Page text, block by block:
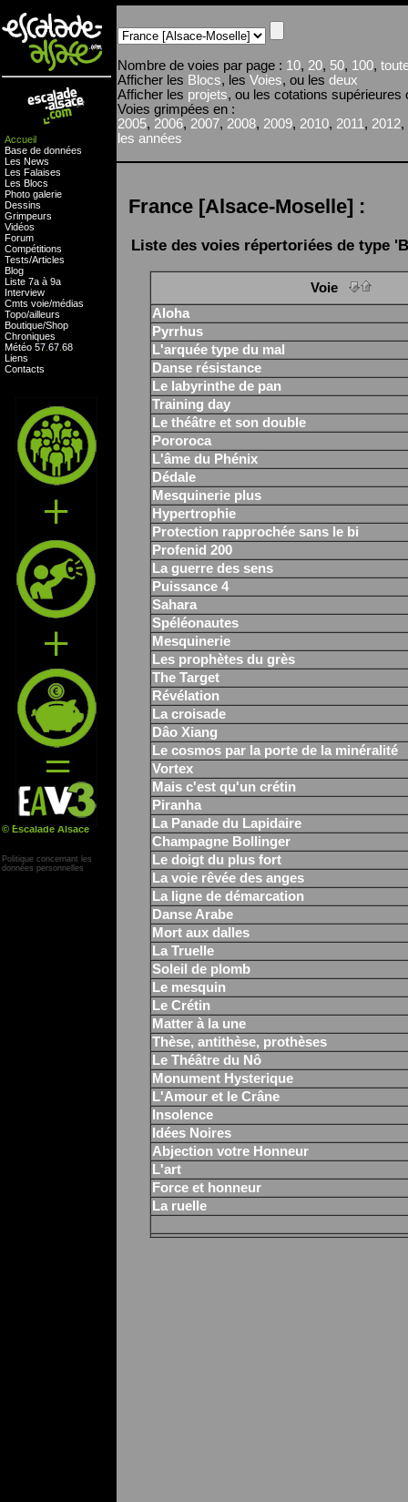
Accueil
Base de données
Les News
Les Falaises
Les Blocs
Photo galerie
Dessins
Grimpeurs
Vidéos
Forum
Compétitions
Tests/Articles
Blog
Liste 7a à 9a
Interview
Cmts voie/médias
Topo/ailleurs
Boutique/Shop
Chroniques
Météo 57 67 68
Liens
Contacts
© Escalade Alsace
Politique concernant les
données personnelles
Nombre de voies par page : 10, 20, 50, 100,
Afficher les Blocs, les Voies, ou les deux
Afficher les projets, ou les cotations supérieures
Voies grimpées en :
2005, 2006, 2007, 2008, 2009, 2010, 2011 , 2012,
les années
France [Alsace-Moselle] :
Liste des voies répertoriées de type
Voie
Aloha
Pyrrhus
L'arquée type du mal
Danse résistance
Le labyrinthe de pan
Training day
Le théâtre et son double
Pororoca
L'âme du Phénix
Dédale
Mesquinerie plus
Hypertrophie
Protection rapprochée sans le bi
Profenid 200
La guerre des sens
Puissance 4
Sahara
Spéléonautes
Mesquinerie
Les prophètes du grès
The Target
Révélation
La croisade
Dâo Xiang
Le cosmos par la porte de la minéralité
Vortex
Mais c'est qu'un crétin
Piranha
La Panade du Lapidaire
Champagne Bollinger
Le doigt du plus fort
La voie rêvée des anges
La ligne de démarcation
Danse Arabe
Mort aux dalles
La Truelle
Soleil de plomb
Le mesquin
Le Crétin
Matter à la une
Thèse, antithèse, prothèses
Le Théâtre du Nô
Monument Hysterique
L'Amour et le Crâne
Insolence
Idées Noires
Abjection votre Honneur
L'art
Force et honneur
La ruelle